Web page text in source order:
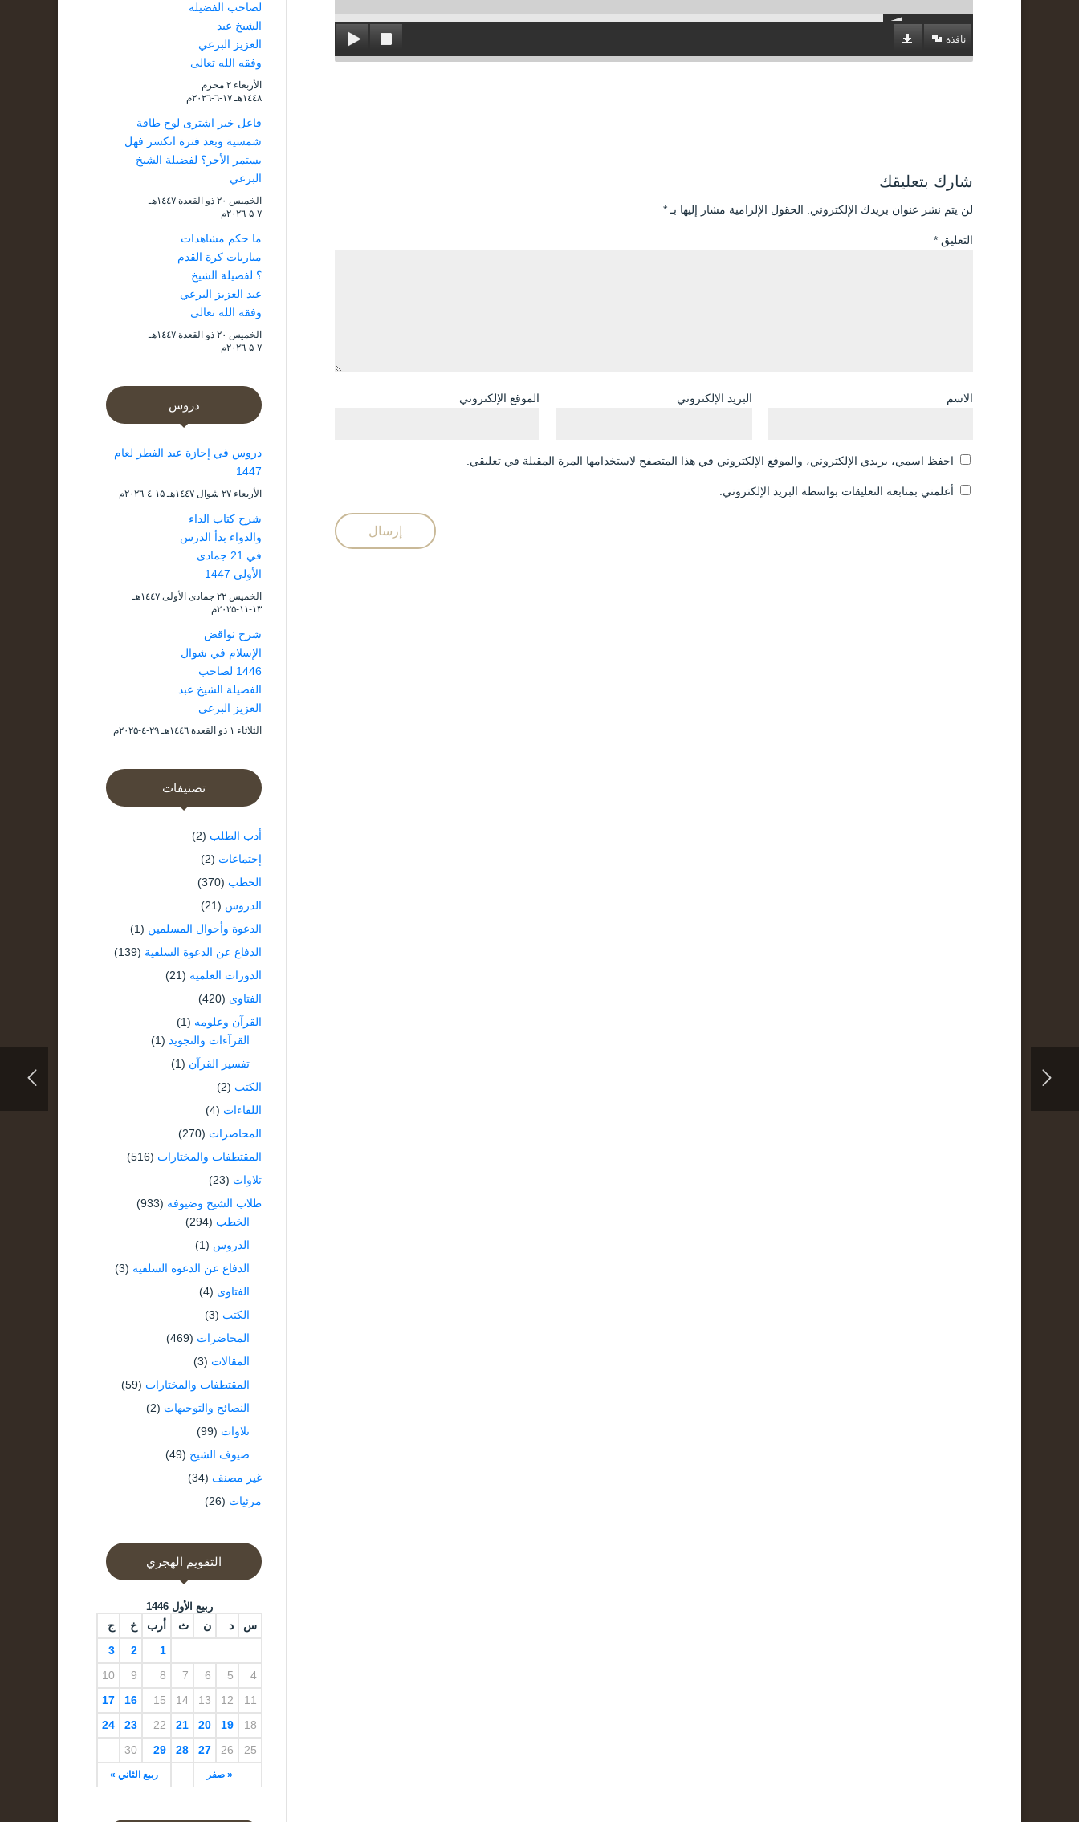
نافذة
شارك بتعليقك
لن يتم نشر عنوان بريدك الإلكتروني. الحقول الإلزامية مشار إليها بـ *
التعليق *
الاسم البريد الإلكتروني الموقع الإلكتروني
احفظ اسمي، بريدي الإلكتروني، والموقع الإلكتروني في هذا المتصفح لاستخدامها المرة المقبلة في تعليقي.
أعلمني بمتابعة التعليقات بواسطة البريد الإلكتروني.
لصاحب الفضيلة
الشيخ عبد
العزيز البرعي
وفقه الله تعالى
الأربعاء ۲ محرم
۱٤٤۸هـ ۱۷-٦-۲۰۲٦م
فاعل خير اشترى لوح طاقة
شمسية وبعد فترة انكسر فهل
يستمر الأجر؟ لفضيلة الشيخ
البرعي
الخميس ۲۰ ذو القعدة ۱٤٤۷هـ
۷-۵-۲۰۲٦م
ما حكم مشاهدات
مباريات كرة القدم
؟ لفضيلة الشيخ
عبد العزيز البرعي
وفقه الله تعالى
الخميس ۲۰ ذو القعدة ۱٤٤۷هـ
۷-۵-۲۰۲٦م
دروس
دروس في إجازة عيد الفطر لعام
1447
الأربعاء ۲۷ شوال ۱٤٤۷هـ ۱۵-٤-۲۰۲٦م
شرح كتاب الداء
والدواء بدأ الدرس
في 21 جمادى
الأولى 1447
الخميس ۲۲ جمادى الأولى ۱٤٤۷هـ
۱۳-۱۱-۲۰۲۵م
شرح نواقض
الإسلام في شوال
1446 لصاحب
الفضيلة الشيخ عبد
العزيز البرعي
الثلاثاء ۱ ذو القعدة ۱٤٤٦هـ ۲۹-٤-۲۰۲۵م
تصنيفات
أدب الطلب (2)
إجتماعات (2)
الخطب (370)
الدروس (21)
الدعوة وأحوال المسلمين (1)
الدفاع عن الدعوة السلفية (139)
الدورات العلمية (21)
الفتاوى (420)
القرآن وعلومه (1)
القرآءات والتجويد (1)
تفسير القرآن (1)
الكتب (2)
اللقاءات (4)
المحاضرات (270)
المقتطفات والمختارات (516)
تلاوات (23)
طلاب الشيخ وضيوفه (933)
الخطب (294)
الدروس (1)
الدفاع عن الدعوة السلفية (3)
الفتاوى (4)
الكتب (3)
المحاضرات (469)
المقالات (3)
المقتطفات والمختارات (59)
النصائح والتوجيهات (2)
تلاوات (99)
ضيوف الشيخ (49)
غير مصنف (34)
مرئيات (26)
التقويم الهجري
ربيع الأول 1446
س د ن ث أرب خ ج
« صفر ربيع الثاني »
1
2
3
4
5
6
7
8
9
10
11
12
13
14
15
16
17
18
19
20
21
22
23
24
25
26
27
28
29
30